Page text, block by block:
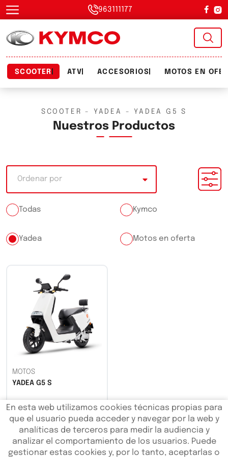
963111177
SCOOTER ATV ACCESORIOS MOTOS EN
SCOOTER - YADEA - YADEA G5 S
Nuestros Productos
Ordenar por
Todas Kymco
Yadea Motos en oferta
MOTOS
YADEA G5 S
4190,00€
IVA Incl.
En esta web utilizamos cookies técnicas propias para
que el usuario pueda acceder y navegar por la web y
analíticas de terceros para medir la audiencia y
analizar el comportamiento de los usuarios. Puede
gestionar estas cookies y, por lo tanto, aceptarlas o